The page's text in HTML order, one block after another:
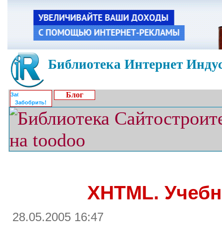
Библиотека Интернет
Забобрить!
Блог
XHTML.
28.05.2005 16:47